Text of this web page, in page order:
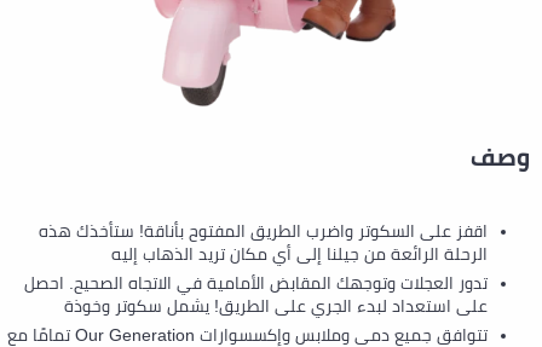
وصف
اقفز على السكوتر واضرب الطريق المفتوح بأناقة! ستأخذك هذه
الرحلة الرائعة من جيلنا إلى أي مكان تريد الذهاب إليه
تدور العجلات وتوجهك المقابض الأمامية في الاتجاه الصحيح. احصل
على استعداد لبدء الجري على الطريق! يشمل سكوتر وخوذة
تتوافق جميع دمى وملابس وإكسسوارات Our Generation تمامًا مع